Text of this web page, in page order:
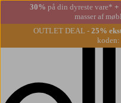
30% på din dyreste vare* +
masser af
OUTLET DEAL - 25%
koden: